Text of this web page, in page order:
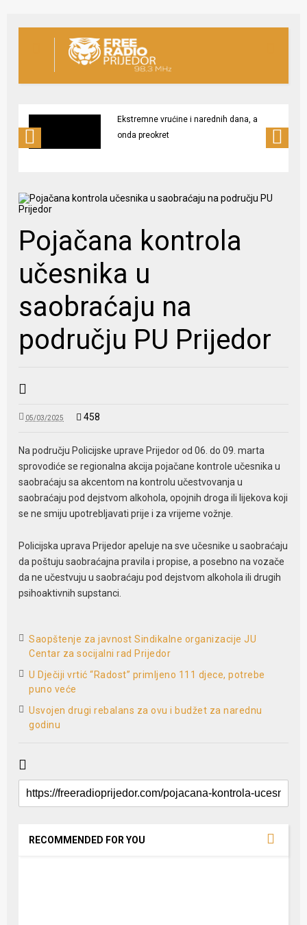
Ekstremne vrućine i narednih dana, a
onda preokret
Pojačana kontrola
učesnika u
saobraćaju na
području PU Prijedor
05/03/2025 458
Na području Policijske uprave Prijedor od 06. do 09. marta
sprovodiće se regionalna akcija pojačane kontrole učesnika u
saobraćaju sa akcentom na kontrolu učestvovanja u
saobraćaju pod dejstvom alkohola, opojnih droga ili lijekova koji
se ne smiju upotrebljavati prije i za vrijeme vožnje.
Policijska uprava Prijedor apeluje na sve učesnike u saobraćaju
da poštuju saobraćajna pravila i propise, a posebno na vozače
da ne učestvuju u saobraćaju pod dejstvom alkohola ili drugih
psihoaktivnih supstanci.
Saopštenje za javnost Sindikalne organizacije JU
Centar za socijalni rad Prijedor
U Dječiji vrtić “Radost” primljeno 111 djece, potrebe
puno veće
Usvojen drugi rebalans za ovu i budžet za narednu
godinu
RECOMMENDED FOR YOU